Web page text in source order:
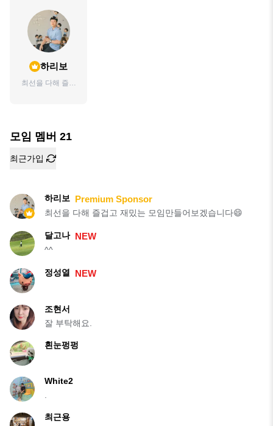
하리보
최선을 다해 즐겁
모임 멤버 21
최근가입
하리보 Premium Sponsor
최선을 다해 즐겁고 재밌는 모임만들어보겠습니다😄
달고나 NEW
^^
정성열 NEW
조현서
잘 부탁해요.
흰눈펑펑
White2
최근용